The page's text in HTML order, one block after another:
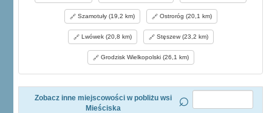
Szamotuły (19,2 km) Ostroróg (20,1 km)
Lwówek (20,8 km) Stęszew (23,2 km)
Grodzisk Wielkopolski (26,1 km)
Zobacz inne miejscowości w pobliżu wsi
Mieściska